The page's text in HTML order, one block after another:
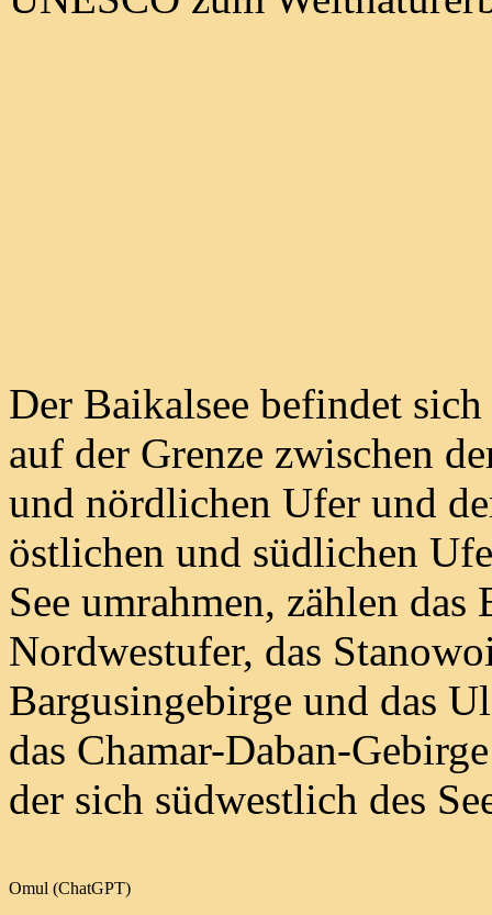
Der Baikalsee befindet
auf der Grenze zwischen
und nördlichen Ufer und
östlichen und südlichen
See umrahmen, zählen
Nordwestufer, das
Bargusingebirge und das
das Chamar-Daban-
der sich südwestlich des
Omul (ChatGPT)